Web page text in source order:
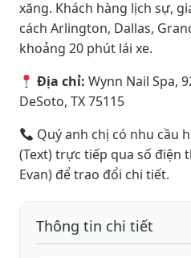
xăng. Khách hàng lịch sự,
cách Arlington, Dallas,
khoảng 20 phút lái xe.
Địa chỉ: Wynn Nail Spa,
DeSoto, TX 75115
Quý anh chị có nhu cầu
(Text) trực tiếp qua số điện
Evan) để trao đổi chi tiết.
Thông tin chi tiết